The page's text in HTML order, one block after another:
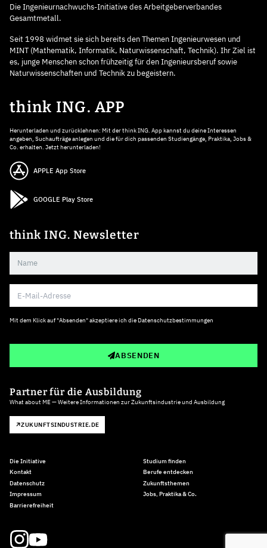
Die Ingenieurnachwuchs-Initiative des Arbeitgeberverbandes
Gesamtmetall.
Seit 1998 widmet sie sich bereits den Themen Ingenieurwesen und
MINT (Mathematik, Informatik, Naturwissenschaft, Technik). Ihr Ziel ist
es, junge Menschen schon frühzeitig für den Ingenieursberuf sowie
Naturwissenschaften und Technik zu begeistern.
think ING. APP
Herunterladen und zurücklehnen: Mit der think ING. App kannst du deine Interessen
angeben, Suchaufträge anlegen und die für dich passenden Studiengänge, Praktika, Jobs &
Co. erhalten. Jetzt herunterladen!
APPLE App Store
GOOGLE Play Store
think ING. Newsletter
Mit dem Klick auf "Absenden" akzeptiere ich die Datenschutzbestimmungen
ABSENDEN
Partner für die Ausbildung
What about ME — Weitere Informationen zur Zukunftsindustrie und Ausbildung
ZUKUNFTSINDUSTRIE.DE
Die Initiative
Kontakt
Datenschutz
Impressum
Barrierefreiheit
Studium finden
Berufe entdecken
Zukunftsthemen
Jobs, Praktika & Co.